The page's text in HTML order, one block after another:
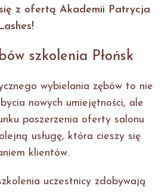
z ofertą Akademii Patrycja
szkolenia Płońsk
wybielania zębów to nie
nowych umiejętności, ale
poszerzenia oferty salonu
usługę, która cieszy się
klientów.
uczestnicy zdobywają